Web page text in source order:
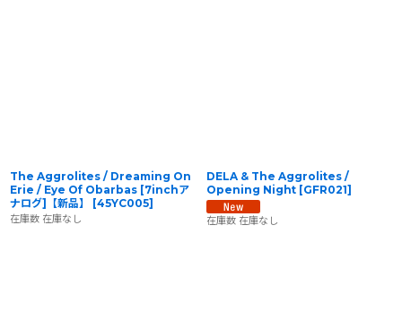
The Aggrolites / Dreaming On
Erie / Eye Of Obarbas [7inchア
ナログ]【新品】
[45YC005]
在庫数 在庫なし
DELA & The Aggrolites ‎/
Opening Night [GFR021]
在庫数 在庫なし